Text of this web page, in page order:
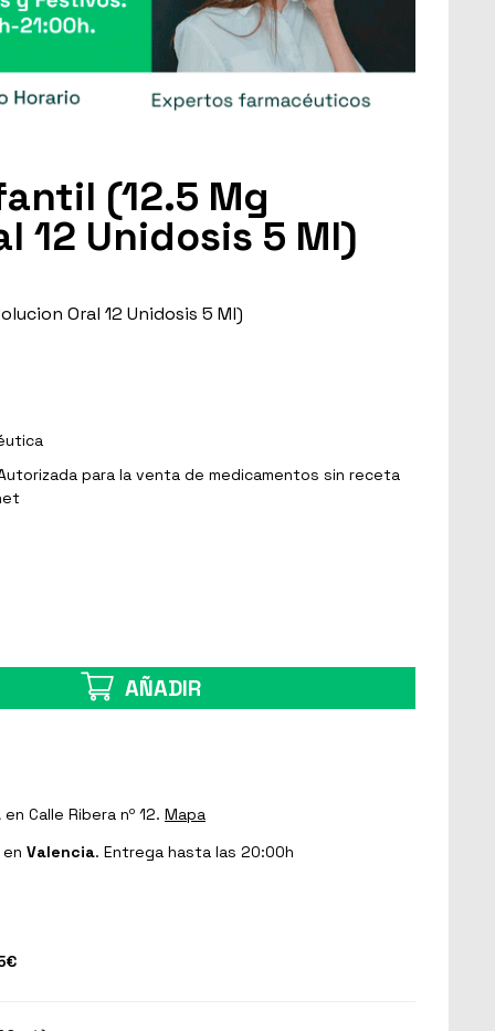
(12.5 Mg
12 Unidosis 5 Ml)
Oral 12 Unidosis 5 Ml)
para la venta de medicamentos sin receta
AÑADIR
en Calle Ribera nº 12. Mapa
en Valencia. Entrega hasta las 20:00h